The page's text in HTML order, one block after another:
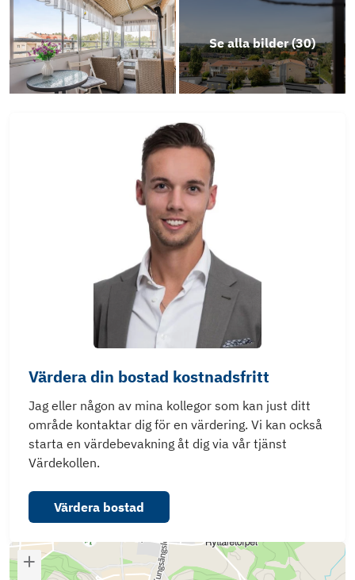
Erbjudande LF Bank
Objektsbeskrivning
Se alla bilder (30)
Värdera din bostad kostnadsfritt
Jag eller någon av mina kollegor som kan just ditt
område kontaktar dig för en värdering. Vi kan också
starta en värdebevakning åt dig via vår tjänst
Värdekollen.
Värdera bostad